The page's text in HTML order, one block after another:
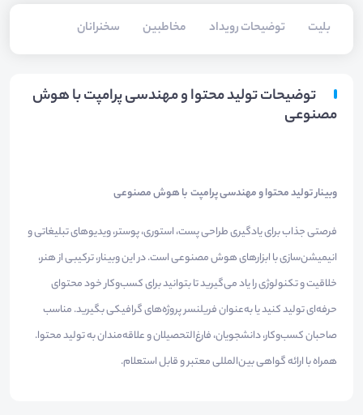
بلیت‌ توضیحات رویداد مخاطبین سخنرانان
توضیحات تولید محتوا و مهندسی پرامپت با هوش
مصنوعی
وبینار تولید محتوا و مهندسی پرامپت با هوش مصنوعی
فرصتی جذاب برای یادگیری طراحی پست، استوری، پوستر، ویدیوهای تبلیغاتی و
انیمیشن‌سازی با ابزارهای هوش مصنوعی است. در این وبینار، ترکیبی از هنر،
خلاقیت و تکنولوژی را یاد می‌گیرید تا بتوانید برای کسب‌وکار خود محتوای
حرفه‌ای تولید کنید یا به‌عنوان فریلنسر پروژه‌های گرافیکی بگیرید. مناسب
صاحبان کسب‌وکار، دانشجویان، فارغ‌التحصیلان و علاقه‌مندان به تولید محتوا.
همراه با ارائه گواهی بین‌المللی معتبر و قابل استعلام.